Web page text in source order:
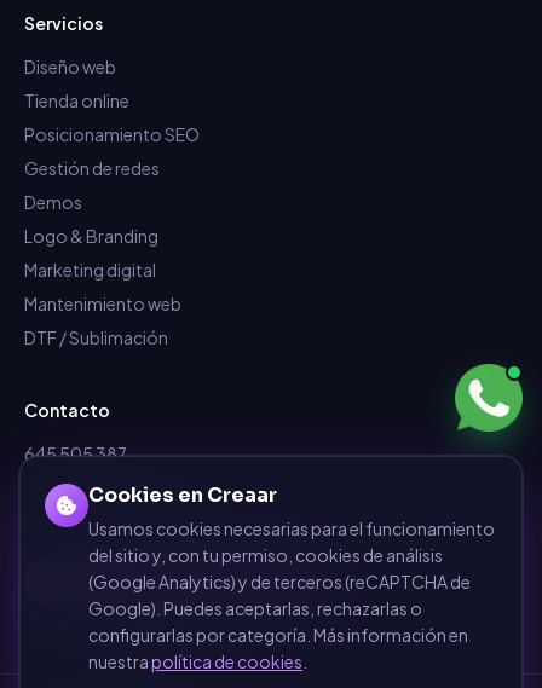
Servicios
Diseño web
Tienda online
Posicionamiento SEO
Gestión de redes
Demos
Logo & Branding
Marketing digital
Mantenimiento web
DTF / Sublimación
Contacto
645 505 387
info@dependalium.com
Mataró(Barcelona)
Déjanos tu reseña en Google
Cookies en Creaar
Usamos cookies necesarias para el funcionamiento
del sitio y, con tu permiso, cookies de análisis
(Google Analytics) y de terceros (reCAPTCHA de
Google). Puedes aceptarlas, rechazarlas o
configurarlas por categoría. Más información en
nuestrapolítica de cookies